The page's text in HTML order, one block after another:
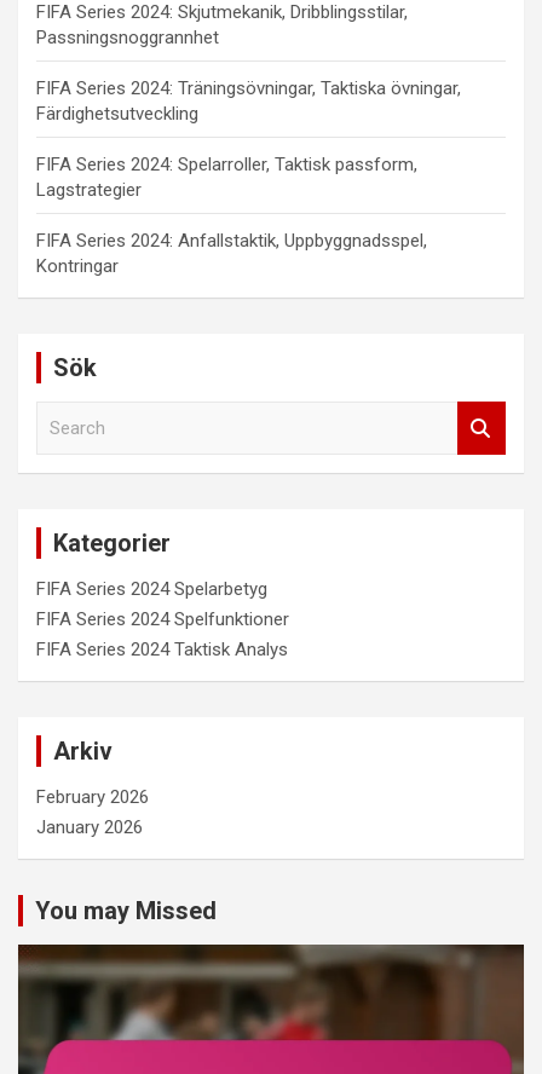
FIFA Series 2024: Skjutmekanik, Dribblingsstilar,
Passningsnoggrannhet
FIFA Series 2024: Träningsövningar, Taktiska övningar,
Färdighetsutveckling
FIFA Series 2024: Spelarroller, Taktisk passform,
Lagstrategier
FIFA Series 2024: Anfallstaktik, Uppbyggnadsspel,
Kontringar
Sök
Kategorier
FIFA Series 2024 Spelarbetyg
FIFA Series 2024 Spelfunktioner
FIFA Series 2024 Taktisk Analys
Arkiv
February 2026
January 2026
You may Missed